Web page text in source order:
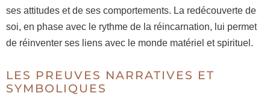
ses attitudes et de ses comportements. La redécouverte de
soi, en phase avec le rythme de la réincarnation, lui permet
de réinventer ses liens avec le monde matériel et spirituel.
LES PREUVES NARRATIVES ET
SYMBOLIQUES